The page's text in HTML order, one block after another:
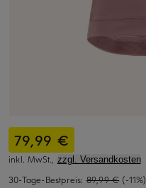
79,99 €
inkl. MwSt., zzgl. Versandkosten
30-Tage-Bestpreis: 89,99 € (-11%)